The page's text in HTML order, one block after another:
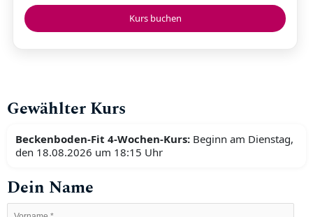
Kurs buchen
Gewählter Kurs
Beckenboden-Fit 4-Wochen-Kurs: Beginn am Dienstag,
den 18.08.2026 um 18:15 Uhr
Dein Name